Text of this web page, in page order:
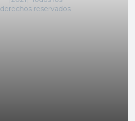
derechos reservados